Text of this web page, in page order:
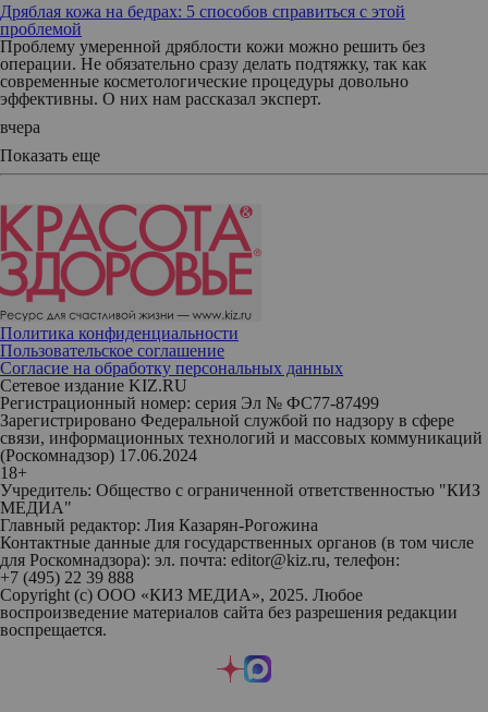
Дряблая кожа на бедрах: 5 способов справиться с этой
проблемой
Проблему умеренной дряблости кожи можно решить без
операции. Не обязательно сразу делать подтяжку, так как
современные косметологические процедуры довольно
эффективны. О них нам рассказал эксперт.
вчера
Показать еще
Политика конфиденциальности
Пользовательское соглашение
Согласие на обработку персональных данных
Сетевое издание KIZ.RU
Регистрационный номер: серия Эл № ФС77-87499
Зарегистрировано Федеральной службой по надзору в сфере
связи, информационных технологий и массовых коммуникаций
(Роскомнадзор) 17.06.2024
18+
Учредитель: Общество с ограниченной ответственностью "КИЗ
МЕДИА"
Главный редактор: Лия Казарян-Рогожина
Контактные данные для государственных органов (в том числе
для Роскомнадзора): эл. почта: editor@kiz.ru, телефон:
+7 (495) 22 39 888
Copyright (с) ООО «КИЗ МЕДИА», 2025. Любое
воспроизведение материалов сайта без разрешения редакции
воспрещается.